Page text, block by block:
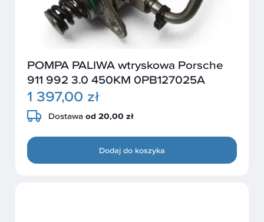
POMPA PALIWA wtryskowa Porsche
911 992 3.0 450KM 0PB127025A
1 397,00 zł
Dostawa od 20,00 zł
Dodaj do koszyka